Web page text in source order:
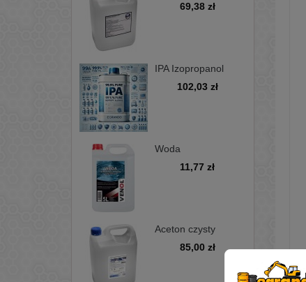
minimum 97%, opak
69,38 zł
IPA Izopropanol
izopropylowy 99,9%
102,03 zł
Woda
11,77 zł
Aceton czysty
5L - zmywacz,
85,00 zł